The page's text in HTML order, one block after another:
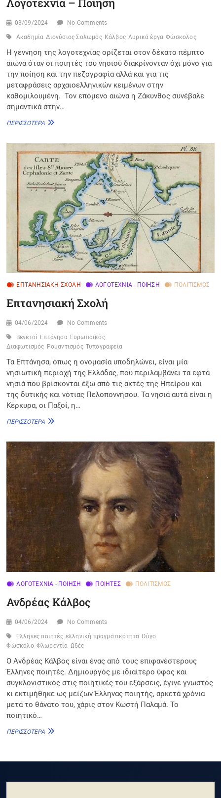
03/09/2024 No Comments
Ακαδημία Διονύσιος Σολωμός Κάλβος Λυρικά έργα Φώσκολος
Η γέννηση της λογοτεχνίας ορίζεται στον δέκατο πέμπτο
αιώνα όταν οι ποιητές του νησιού διακρίνονταν όχι μόνο για
την ποίηση και την πεζογραφία αλλά και για τις
μεταφράσεις αρχαιοελληνικών κειμένων στην
καθομιλουμένη. Τον επόμενο αιώνα η Ζάκυνθος συνέβαλε
σημαντικά στην…
ΠΕΡΙΣΣΌΤΕΡΑ ΛΟΓΟΤΕΧΝΊΑ
ΕΠΤΑΝΗΣΙΑΚΉ ΣΧΟΛΉ ΛΟΓΟΤΕΧΝΊΑ - ΠΟΊΗΣΗ ΠΟΛΙΤΙΣΜΌΣ
Επτανησιακή Σχολή
04/06/2024 No Comments
Βενετοί Επτάνησα Ευρωπαϊκός
Διαφωτισμός Ρομαντισμός Τυπογραφεία
Τα Επτάνησα, όπως η ονομασία υποδηλώνει, είναι μία
νησιωτική περιοχή της Ελλάδας, που περιλαμβάνει τα εφτά
νησιά που βρίσκονται έξω από τις ακτές της Ηπείρου και
της δυτικής και νότιας Πελοποννήσου. Τα νησιά αυτά είναι η
Κέρκυρα, οι Παξοί, η…
ΠΕΡΙΣΣΌΤΕΡΑ ΕΠΤΑΝΗΣΙΑΚΉ
ΛΟΓΟΤΕΧΝΊΑ - ΠΟΊΗΣΗ ΠΟΙΗΤΈΣ ΠΟΛΙΤΙΣΜΌΣ
Ανδρέας Κάλβος
04/06/2024 No Comments
Έλληνες ποιητές ελληνική πραγματικότητα Ούγο
Φώσκολο Φλωρεντία Ωδές
Ο Ανδρέας Κάλβος είναι ένας από τους επιφανέστερους
Έλληνες ποιητές. Δημιουργός με ιδιαίτερο ύφος και
συγκλονιστικός στις ποιητικές του εξάρσεις, έγινε γνωστός
κι εκτιμήθηκε ως μείζων Έλληνας ποιητής, αρκετά χρόνια
μετά το θάνατό του, χάρις στον Κωστή Παλαμά. Το
ποιητικό…
ΠΕΡΙΣΣΌΤΕΡΑ ΑΝΔΡΈΑΣ